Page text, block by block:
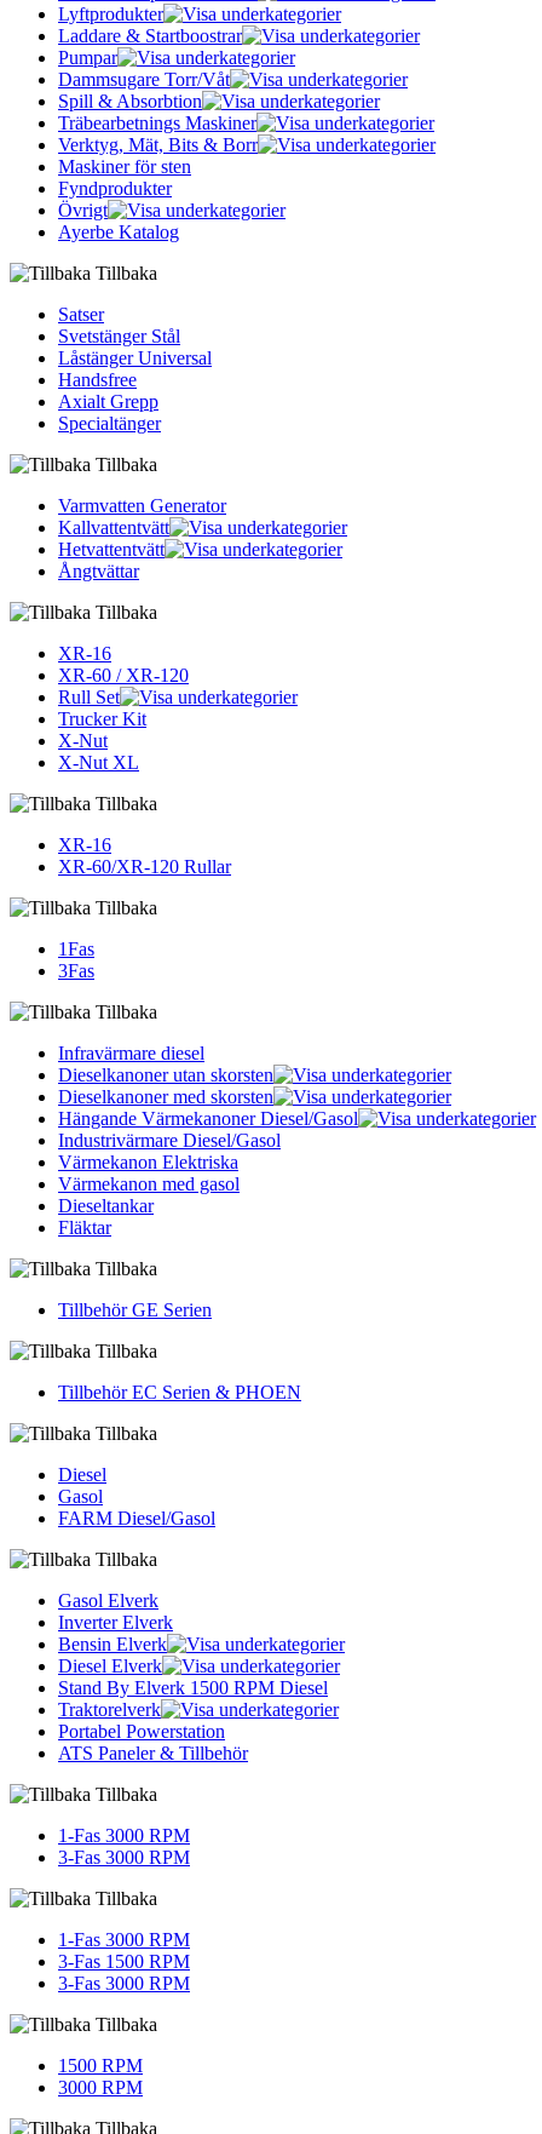
Lyftprodukter
Laddare & Startboostrar
Pumpar
Dammsugare Torr/Våt
Spill & Absorbtion
Träbearbetnings Maskiner
Verktyg, Mät, Bits & Borr
Maskiner för sten
Fyndprodukter
Övrigt
Ayerbe Katalog
Tillbaka
Satser
Svetstänger Stål
Låstänger Universal
Handsfree
Axialt Grepp
Specialtänger
Tillbaka
Varmvatten Generator
Kallvattentvätt
Hetvattentvätt
Ångtvättar
Tillbaka
XR-16
XR-60 / XR-120
Rull Set
Trucker Kit
X-Nut
X-Nut XL
Tillbaka
XR-16
XR-60/XR-120 Rullar
Tillbaka
1Fas
3Fas
Tillbaka
Infravärmare diesel
Dieselkanoner utan skorsten
Dieselkanoner med skorsten
Hängande Värmekanoner Diesel/Gasol
Industrivärmare Diesel/Gasol
Värmekanon Elektriska
Värmekanon med gasol
Dieseltankar
Fläktar
Tillbaka
Tillbehör GE Serien
Tillbaka
Tillbehör EC Serien & PHOEN
Tillbaka
Diesel
Gasol
FARM Diesel/Gasol
Tillbaka
Gasol Elverk
Inverter Elverk
Bensin Elverk
Diesel Elverk
Stand By Elverk 1500 RPM Diesel
Traktorelverk
Portabel Powerstation
ATS Paneler & Tillbehör
Tillbaka
1-Fas 3000 RPM
3-Fas 3000 RPM
Tillbaka
1-Fas 3000 RPM
3-Fas 1500 RPM
3-Fas 3000 RPM
Tillbaka
1500 RPM
3000 RPM
Tillbaka